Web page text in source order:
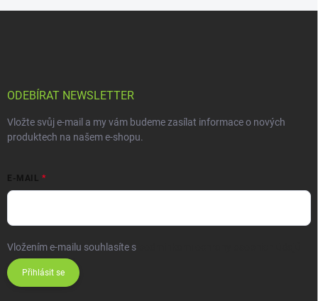
ODEBÍRAT NEWSLETTER
Vložte svůj e-mail a my vám budeme zasílat informace o nových
produktech na našem e-shopu.
E-MAIL
Vložením e-mailu souhlasíte s
Přihlásit se